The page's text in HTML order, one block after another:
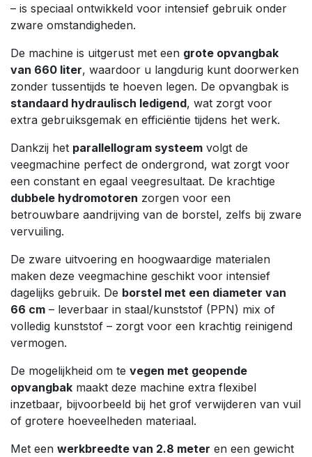
– is speciaal ontwikkeld voor intensief gebruik onder
zware omstandigheden.
De machine is uitgerust met een grote opvangbak
van 660 liter, waardoor u langdurig kunt doorwerken
zonder tussentijds te hoeven legen. De opvangbak is
standaard hydraulisch ledigend, wat zorgt voor
extra gebruiksgemak en efficiëntie tijdens het werk.
Dankzij het parallellogram systeem volgt de
veegmachine perfect de ondergrond, wat zorgt voor
een constant en egaal veegresultaat. De krachtige
dubbele hydromotoren zorgen voor een
betrouwbare aandrijving van de borstel, zelfs bij zware
vervuiling.
De zware uitvoering en hoogwaardige materialen
maken deze veegmachine geschikt voor intensief
dagelijks gebruik. De borstel met een diameter van
66 cm – leverbaar in staal/kunststof (PPN) mix of
volledig kunststof – zorgt voor een krachtig reinigend
vermogen.
De mogelijkheid om te vegen met geopende
opvangbak maakt deze machine extra flexibel
inzetbaar, bijvoorbeeld bij het grof verwijderen van vuil
of grotere hoeveelheden materiaal.
Met een werkbreedte van 2.8 meter en een gewicht